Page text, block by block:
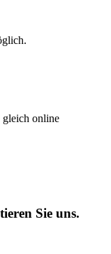
gleich online
Sie uns.